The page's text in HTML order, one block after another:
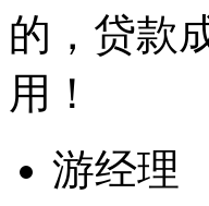
的，贷款
用！
游经理